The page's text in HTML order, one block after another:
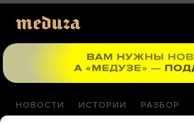
НОВОСТИ ИСТОРИИ РАЗБОР